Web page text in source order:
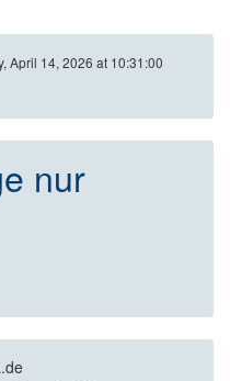
April 14, 2026 at 10:31:00
nur